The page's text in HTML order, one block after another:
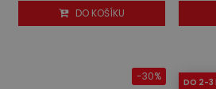
DO KOŠÍKU
-30% DO 2-3